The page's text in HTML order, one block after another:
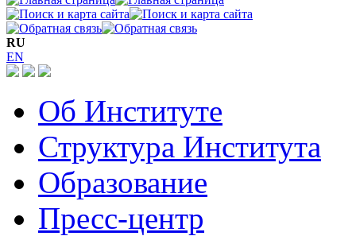
RU
EN
Об Институте
Структура Института
Образование
Пресс-центр